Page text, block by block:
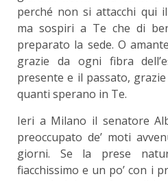
perché non si attacchi qui
ma sospiri a Te che di
preparato la sede. O
grazie da ogni fibra
presente e il passato,
quanti sperano in Te.
Ieri a Milano il senatore
preoccupato de’ moti
giorni. Se la prese
fiacchissimo e un po’ con i